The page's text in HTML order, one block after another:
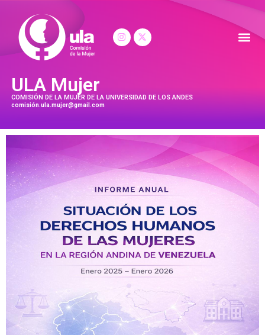
ULA Mujer
COMISIÓN DE LA MUJER DE LA UNIVERSIDAD DE LOS ANDES
comisión.ula.mujer@gmail.com